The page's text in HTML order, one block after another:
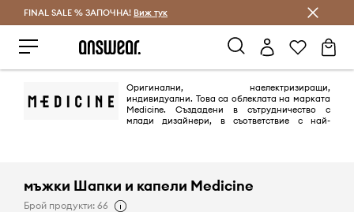
Спестявай с Answear Club
FINAL SALE % ЗАПОЧНА! Виж тук
Оригинални, наелектризиращи,
индивидуални. Това са облеклата на марката
Medicine. Създадени в сътрудничество с
млади дизайнери, в съответствие с най-
мъжки Шапки и капели Medicine
Брой продукти: 66